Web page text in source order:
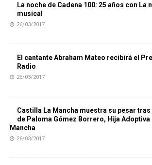
La noche de Cadena 100: 25 años con La
musical
26/03/2017
El cantante Abraham Mateo recibirá el
Radio
26/03/2017
Castilla La Mancha muestra su pesar
de Paloma Gómez Borrero, Hija
Mancha
26/03/2017